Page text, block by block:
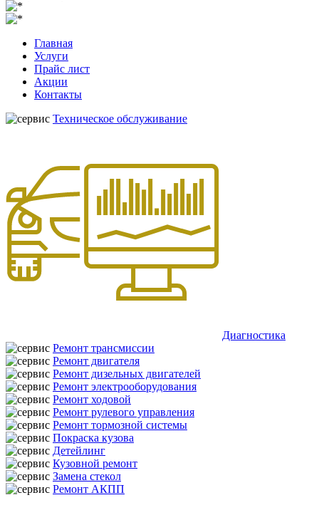
Главная
Услуги
Прайс лист
Акции
Контакты
Техническое обслуживание
Диагностика
Ремонт трансмиссии
Ремонт двигателя
Ремонт дизельных двигателей
Ремонт электрооборудования
Ремонт ходовой
Ремонт рулевого управления
Ремонт тормозной системы
Покраска кузова
Детейлинг
Кузовной ремонт
Замена стекол
Ремонт АКПП